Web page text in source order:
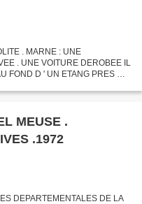
. MARNE : UNE
. UNE VOITURE DEROBEE IL
FOND D ' UN ETANG PRES DE
DES ARCHIVES .1972
DEPARTEMENTALES DE LA